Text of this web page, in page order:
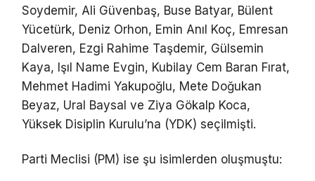
Soydemir, Ali Güvenbaş, Buse Batyar, Bülent
Yücetürk, Deniz Orhon, Emin Anıl Koç, Emresan
Dalveren, Ezgi Rahime Taşdemir, Gülsemin
Kaya, Işıl Name Evgin, Kubilay Cem Baran Fırat,
Mehmet Hadimi Yakupoğlu, Mete Doğukan
Beyaz, Ural Baysal ve Ziya Gökalp Koca,
Yüksek Disiplin Kurulu’na (YDK) seçilmişti.
Parti Meclisi (PM) ise şu isimlerden oluşmuştu: